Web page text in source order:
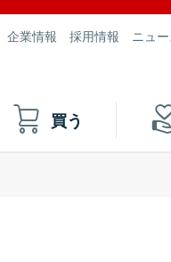
企業情報 採用情報 ニュ
買う